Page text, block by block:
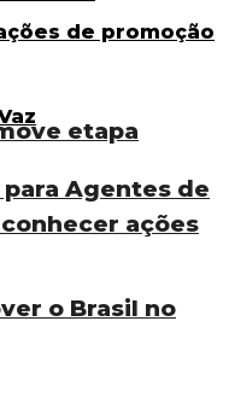
etapa
Agentes de
ações
o Brasil no